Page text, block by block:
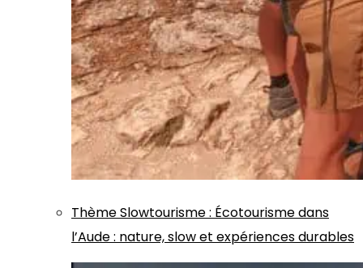
ThèmeSlowtourisme: Écotourisme dans
l’Aude : nature, slow et expériences durables